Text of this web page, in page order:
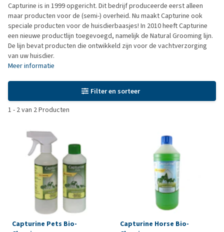
Capturine is in 1999 opgericht. Dit bedrijf produceerde eerst alleen
maar producten voor de (semi-) overheid. Nu maakt Capturine ook
speciale producten voor de huisdierbaasjes! In 2010 heeft Capturine
een nieuwe productlijn toegevoegd, namelijk de Natural Grooming lijn.
De lijn bevat producten die ontwikkeld zijn voor de vachtverzorging
van uw huisdier.
Meer informatie
Filter en sorteer
1 - 2van 2Producten
Capturine Pets Bio-
Capturine Horse Bio-